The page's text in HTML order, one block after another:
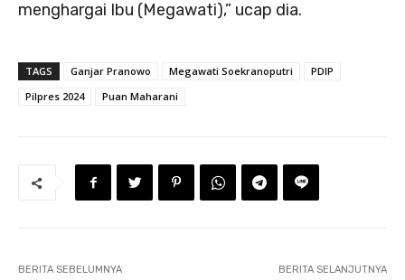
menghargai Ibu (Megawati),” ucap dia.
TAGS Ganjar Pranowo Megawati Soekranoputri
PDIP
Pilpres 2024
Puan Maharani
BERITA SEBELUMNYA BERITA SELANJUTNYA